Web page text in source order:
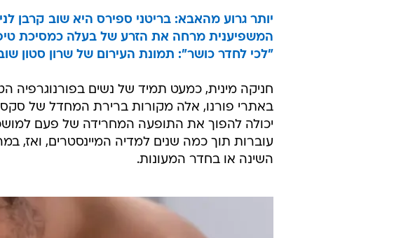
יותר גרוע מהאבא: בריטני ספירס היא שוב קרבן
המשפיענית מרחה את הזרע של בעלה כמסיכת
"לכי לחדר כושר": תמונת העירום של שרון סטון
חניקה מינית, כמעט תמיד של נשים בפורנוגרפיה
באתרי פורנו, אלה מקורות ברירת המחדל של
יכולה להפוך את התופעה המחרידה של פעם
עוברות תוך כמה שנים למדיה המיינסטרים, ואז,
השינה או בחדר המעונות.